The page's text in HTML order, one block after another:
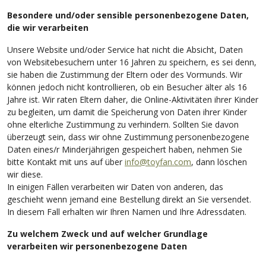
Besondere und/oder sensible personenbezogene Daten,
die wir verarbeiten
Unsere Website und/oder Service hat nicht die Absicht, Daten
von Websitebesuchern unter 16 Jahren zu speichern, es sei denn,
sie haben die Zustimmung der Eltern oder des Vormunds. Wir
können jedoch nicht kontrollieren, ob ein Besucher älter als 16
Jahre ist. Wir raten Eltern daher, die Online-Aktivitäten ihrer Kinder
zu begleiten, um damit die Speicherung von Daten ihrer Kinder
ohne elterliche Zustimmung zu verhindern. Sollten Sie davon
überzeugt sein, dass wir ohne Zustimmung personenbezogene
Daten eines/r Minderjährigen gespeichert haben, nehmen Sie
bitte Kontakt mit uns auf über info@toyfan.com, dann löschen
wir diese.
In einigen Fällen verarbeiten wir Daten von anderen, das
geschieht wenn jemand eine Bestellung direkt an Sie versendet.
In diesem Fall erhalten wir Ihren Namen und Ihre Adressdaten.
Zu welchem Zweck und auf welcher Grundlage
verarbeiten wir personenbezogene Daten